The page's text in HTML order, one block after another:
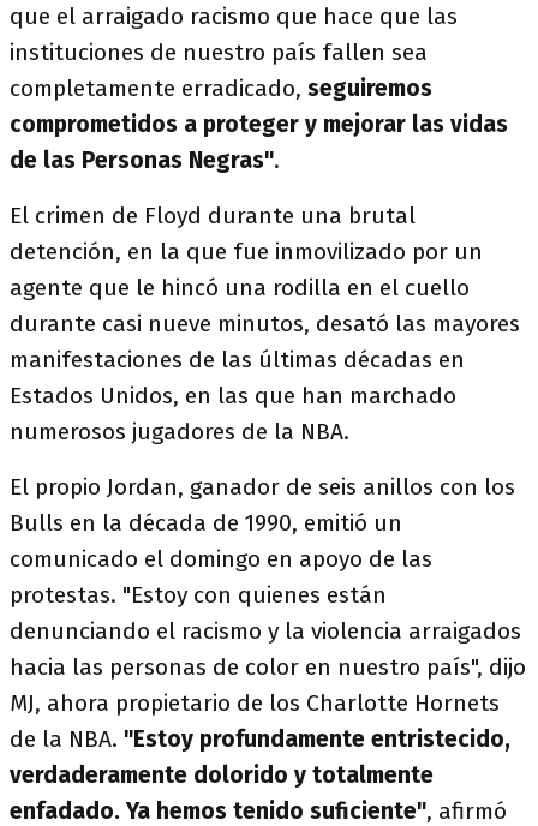
que el arraigado racismo que hace que las
instituciones de nuestro país fallen sea
completamente erradicado, seguiremos
comprometidos a proteger y mejorar las vidas
de las Personas Negras".
El crimen de Floyd durante una brutal
detención, en la que fue inmovilizado por un
agente que le hincó una rodilla en el cuello
durante casi nueve minutos, desató las mayores
manifestaciones de las últimas décadas en
Estados Unidos, en las que han marchado
numerosos jugadores de la NBA.
El propio Jordan, ganador de seis anillos con los
Bulls en la década de 1990, emitió un
comunicado el domingo en apoyo de las
protestas. "Estoy con quienes están
denunciando el racismo y la violencia arraigados
hacia las personas de color en nuestro país", dijo
MJ, ahora propietario de los Charlotte Hornets
de la NBA. "Estoy profundamente entristecido,
verdaderamente dolorido y totalmente
enfadado. Ya hemos tenido suficiente", afirmó